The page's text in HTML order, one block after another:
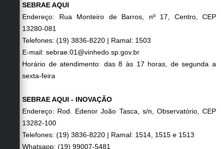
SEBRAE AQUI
Endereço: Rua Monteiro de Barros, nº 17, Centro, CEP
13280-081
Telefones: (19) 3836-8220 | Ramal: 1503
E-mail: sebrae.01@vinhedo.sp.gov.br
Horário de atendimento: das 8 às 17 horas, de segunda a
sexta-feira
SEBRAE AQUI - INOVAÇÃO
Endereço: Rod. Edenor João Tasca, s/n, Observatório, CEP
13282-100
Telefones: (19) 3836-8220 | Ramal: 1514, 1515 e 1513
Whatsapp: (19) 99007-5481